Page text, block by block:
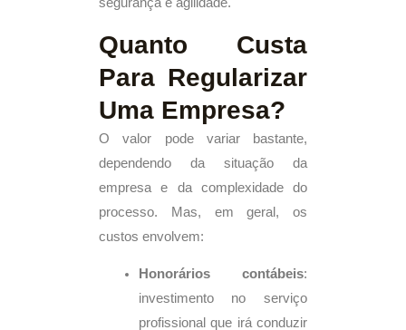
Quanto Custa
Para Regularizar
Uma Empresa?
O valor pode variar bastante,
dependendo da situação da
empresa e da complexidade do
processo. Mas, em geral, os
custos envolvem:
Honorários contábeis:
investimento no serviço
profissional que irá conduzir